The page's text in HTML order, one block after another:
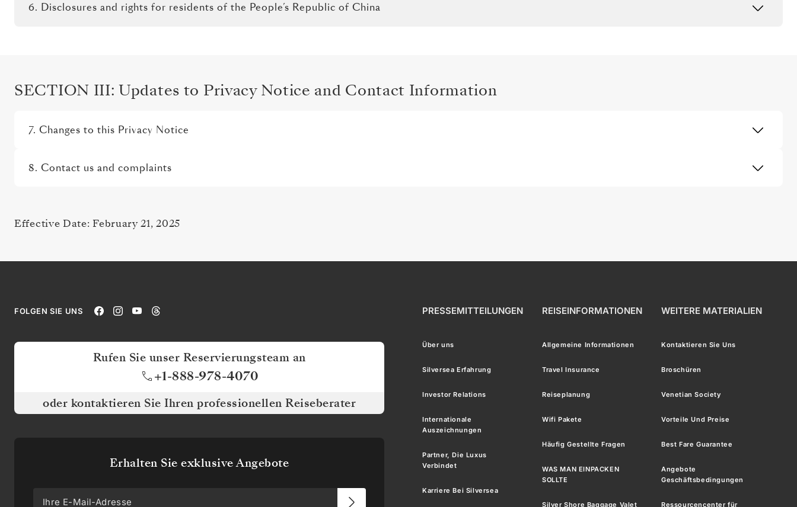
6. Disclosures and rights for residents of the People’s Republic of China
SECTION III: Updates to Privacy Notice and Contact Information
7. Changes to this Privacy Notice
8. Contact us and complaints
Effective Date: February 21, 2025
FOLGEN SIE UNS
Rufen Sie unser Reservierungsteam an
+1-888-978-4070
oder kontaktieren Sie Ihren professionellen Reiseberater
Erhalten Sie exklusive Angebote
PRESSEMITTEILUNGEN
Über uns
Silversea Erfahrung
Investor Relations
Internationale
Auszeichnungen
Partner, Die Luxus
Verbindet
Karriere Bei Silversea
REISEINFORMATIONEN
Allgemeine Informationen
Travel Insurance
Reiseplanung
Wifi Pakete
Häufig Gestellte Fragen
WAS MAN EINPACKEN
SOLLTE
Silver Shore Baggage Valet
WEITERE MATERIALIEN
Kontaktieren Sie Uns
Broschüren
Venetian Society
Vorteile Und Preise
Best Fare Guarantee
Angebote
Geschäftsbedingungen
Ressourcencenter für
SIE
Informieren
Erster
Reiserouten
Angebote,